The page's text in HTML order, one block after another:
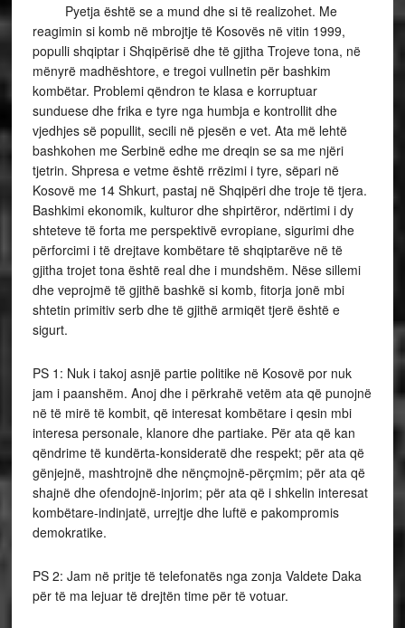
Pyetja është se a mund dhe si të realizohet. Me
reagimin si komb në mbrojtje të Kosovës në vitin 1999,
populli shqiptar i Shqipërisë dhe të gjitha Trojeve tona, në
mënyrë madhështore, e tregoi vullnetin për bashkim
kombëtar. Problemi qëndron te klasa e korruptuar
sunduese dhe frika e tyre nga humbja e kontrollit dhe
vjedhjes së popullit, secili në pjesën e vet. Ata më lehtë
bashkohen me Serbinë edhe me dreqin se sa me njëri
tjetrin. Shpresa e vetme është rrëzimi i tyre, sëpari në
Kosovë me 14 Shkurt, pastaj në Shqipëri dhe troje të tjera.
Bashkimi ekonomik, kulturor dhe shpirtëror, ndërtimi i dy
shteteve të forta me perspektivë evropiane, sigurimi dhe
përforcimi i të drejtave kombëtare të shqiptarëve në të
gjitha trojet tona është real dhe i mundshëm. Nëse sillemi
dhe veprojmë të gjithë bashkë si komb, fitorja jonë mbi
shtetin primitiv serb dhe të gjithë armiqët tjerë është e
sigurt.
PS 1: Nuk i takoj asnjë partie politike në Kosovë por nuk
jam i paanshëm. Anoj dhe i përkrahë vetëm ata që punojnë
në të mirë të kombit, që interesat kombëtare i qesin mbi
interesa personale, klanore dhe partiake. Për ata që kan
qëndrime të kundërta-konsideratë dhe respekt; për ata që
gënjejnë, mashtrojnë dhe nënçmojnë-përçmim; për ata që
shajnë dhe ofendojnë-injorim; për ata që i shkelin interesat
kombëtare-indinjatë, urrejtje dhe luftë e pakompromis
demokratike.
PS 2: Jam në pritje të telefonatës nga zonja Valdete Daka
për të ma lejuar të drejtën time për të votuar.